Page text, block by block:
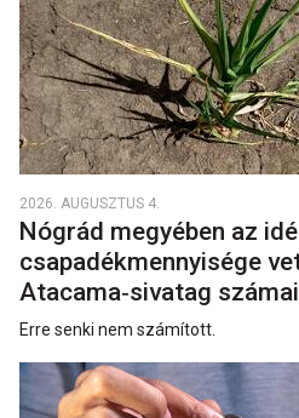
2026. AUGUSZTUS 4.
Nógrád megyében az
csapadékmennyisége
Atacama‑sivatag
Erre senki nem számított.